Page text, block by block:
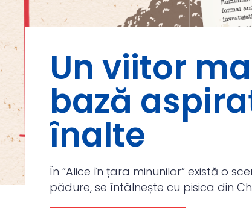
Un viitor
bază
înalte
În ”Alice în țara minunilor” există o
pădure, se întâlnește cu pisica din